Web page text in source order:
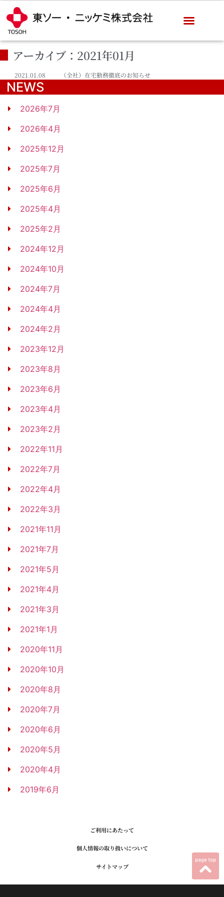
アーカイブ：2021年01月
2021.01.08 （全社）在宅勤務徹底のお知らせ
NEWS
2026年7月
2026年4月
2025年12月
2025年7月
2025年6月
2025年4月
2025年2月
2024年12月
2024年10月
2024年7月
2024年4月
2024年2月
2023年12月
2023年8月
2023年6月
2023年4月
2023年2月
2022年11月
2022年7月
2022年4月
2022年3月
2021年11月
2021年7月
2021年5月
2021年4月
2021年3月
2021年1月
2020年11月
2020年10月
2020年8月
2020年7月
2020年6月
2020年5月
2020年4月
2019年6月
ご利用にあたって
個人情報の取り扱いについて
サイトマップ